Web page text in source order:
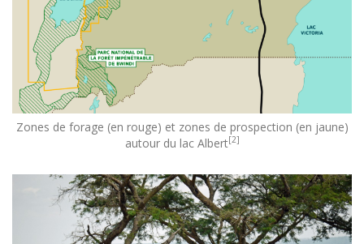
Zones de forage (en rouge) et zones de prospection (en jaune)
autour du lac Albert[2]